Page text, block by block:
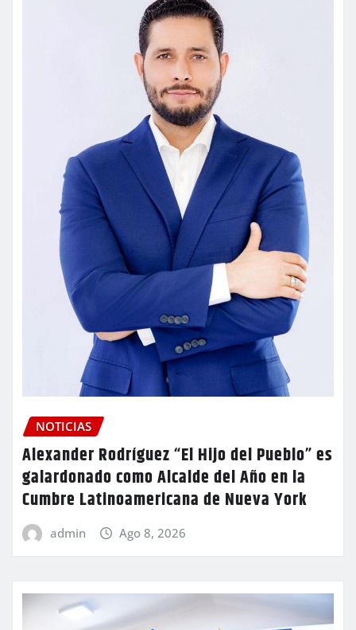
NOTICIAS
Alexander Rodríguez “El Hijo del Pueblo” es
galardonado como Alcalde del Año en la
Cumbre Latinoamericana de Nueva York
admin Ago 8, 2026